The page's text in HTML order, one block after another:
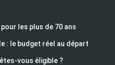
les plus de 70 ans
: le budget réel au départ
vous éligible ?